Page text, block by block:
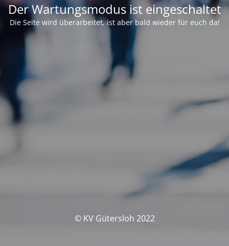
Der Wartungsmodus ist eingeschaltet
Die Seite wird überarbeitet, ist aber bald wieder für euch da!
© KV Gütersloh 2022